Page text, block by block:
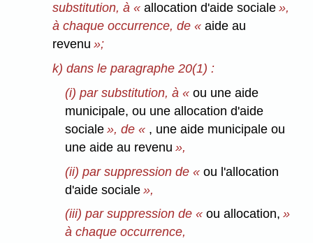
substitution, à «allocation d'aide sociale »,
à chaque occurrence, de «aide au
revenu »;
k) dans le paragraphe 20(1) :
(i) par substitution, à « ou une aide
municipale, ou une allocation d'aide
sociale», de « , une aide municipale ou
une aide au revenu »,
(ii) par suppression de « ou l'allocation
d'aide sociale»,
(iii) par suppression de « ou allocation, »
à chaque occurrence,